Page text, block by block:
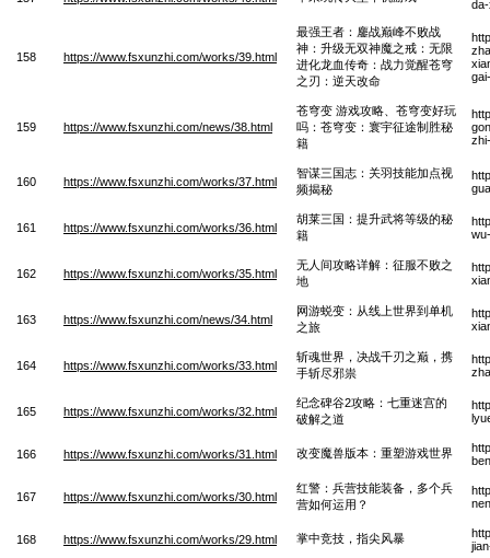
158 https://www.fsxunzhi.com/works/39.html
最强王者：鏖战巅峰不败战
神：升级无双神魔之戒：无限
进化龙血传奇：战力觉醒苍穹
之刃：逆天改命
159 https://www.fsxunzhi.com/news/38.html
苍穹变 游戏攻略、苍穹变好玩
吗：苍穹变：寰宇征途制胜秘
籍
160 https://www.fsxunzhi.com/works/37.html
智谋三国志：关羽技能加点视
频揭秘
161 https://www.fsxunzhi.com/works/36.html
胡莱三国：提升武将等级的秘
籍
162 https://www.fsxunzhi.com/works/35.html
无人间攻略详解：征服不败之
地
163 https://www.fsxunzhi.com/news/34.html
网游蜕变：从线上世界到单机
之旅
164 https://www.fsxunzhi.com/works/33.html
斩魂世界，决战千刃之巅，携
手斩尽邪祟
165 https://www.fsxunzhi.com/works/32.html
纪念碑谷2攻略：七重迷宫的
破解之道
166 https://www.fsxunzhi.com/works/31.html 改变魔兽版本：重塑游戏世界
167 https://www.fsxunzhi.com/works/30.html
红警：兵营技能装备，多个兵
营如何运用？
168 https://www.fsxunzhi.com/works/29.html 掌中竞技，指尖风暴